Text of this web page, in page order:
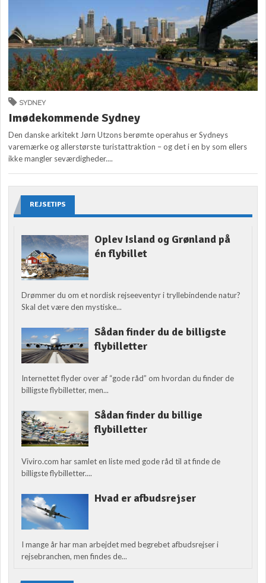
SYDNEY
Imødekommende Sydney
Den danske arkitekt Jørn Utzons berømte operahus er Sydneys
varemærke og allerstørste turistattraktion – og det i en by som ellers
ikke mangler seværdigheder....
REJSETIPS
Oplev Island og Grønland på
én flybillet
Drømmer du om et nordisk rejseeventyr i tryllebindende natur?
Skal det være den mystiske...
Sådan finder du de billigste
flybilletter
Internettet flyder over af “gode råd” om hvordan du finder de
billigste flybilletter, men...
Sådan finder du billige
flybilletter
Viviro.com har samlet en liste med gode råd til at finde de
billigste flybilletter....
Hvad er afbudsrejser
I mange år har man arbejdet med begrebet afbudsrejser i
rejsebranchen, men findes de...